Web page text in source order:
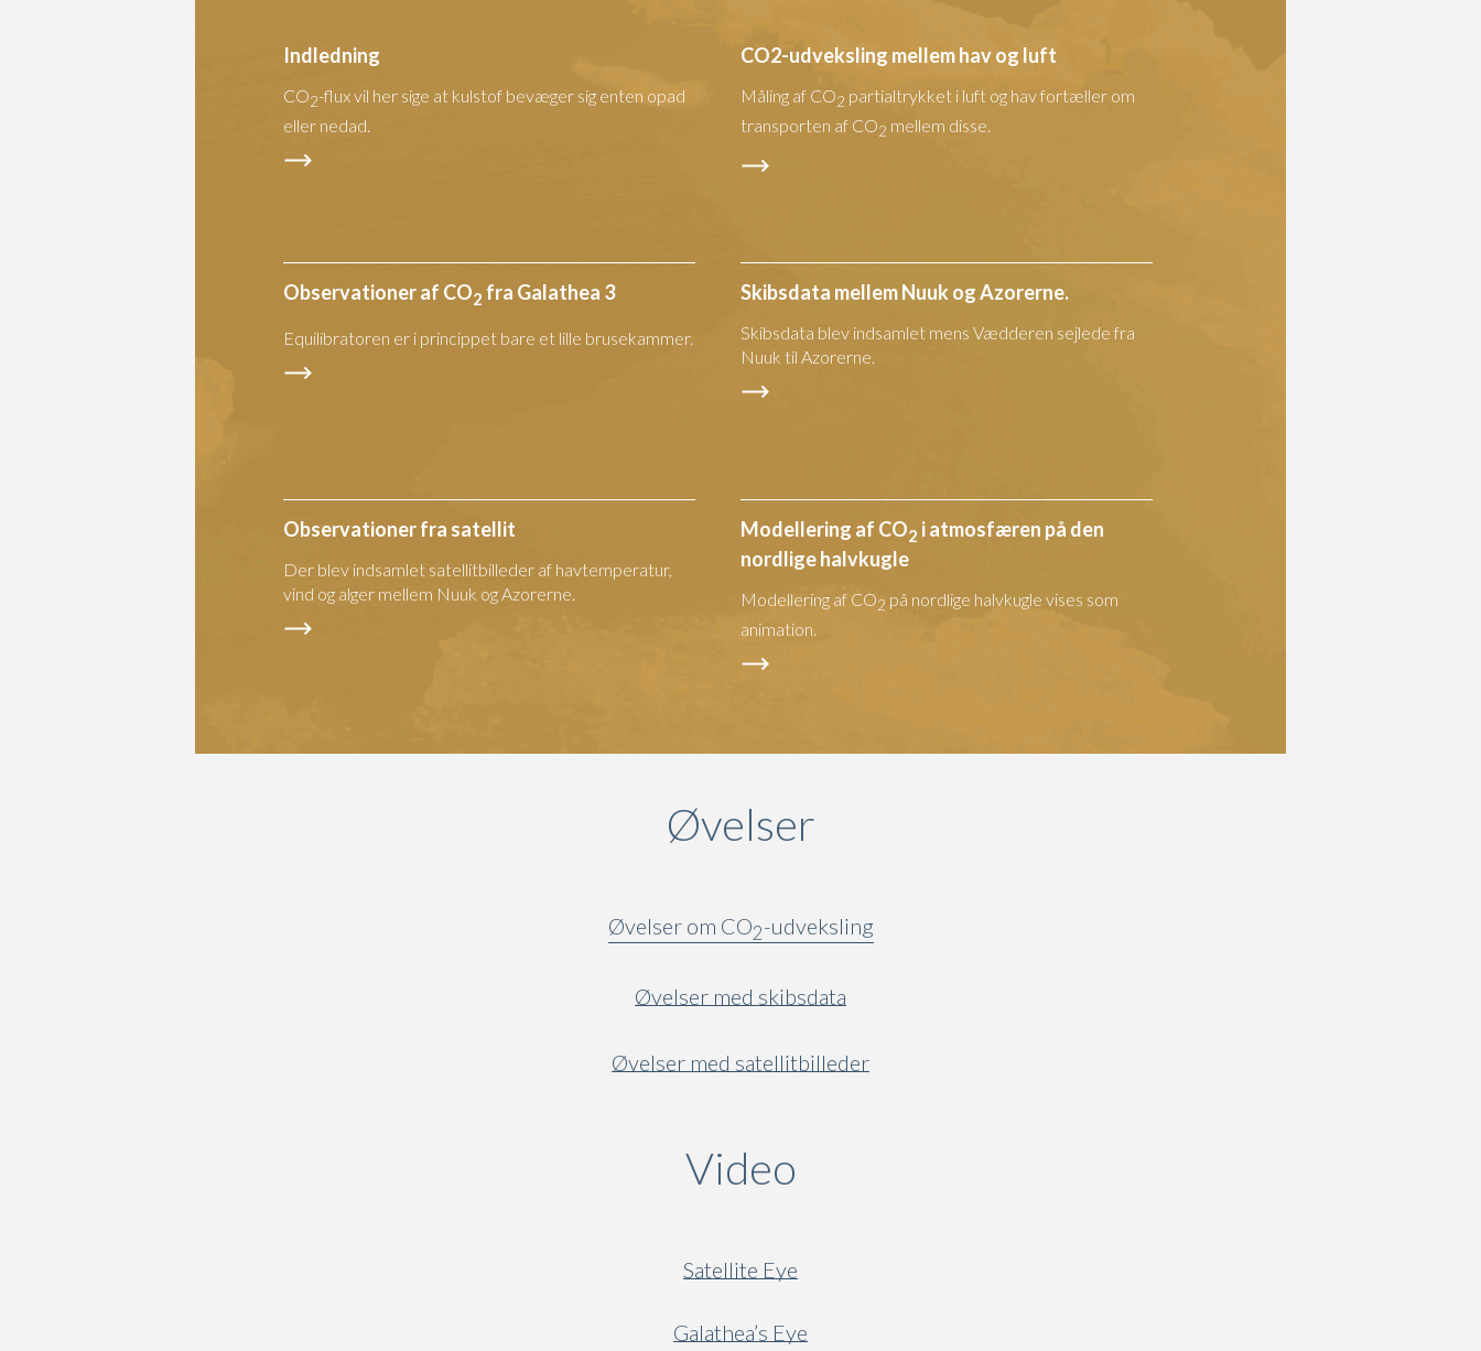
Indledning
CO2-flux vil her sige at kulstof bevæger sig enten opad
eller nedad.
CO2-udveksling mellem hav og luft
Måling af CO2 partialtrykket i luft og hav fortæller om
transporten af CO2 mellem disse.
Observationer af CO2 fra Galathea 3
Equilibratoren er i princippet bare et lille brusekammer.
Skibsdata mellem Nuuk og Azorerne.
Skibsdata blev indsamlet mens Vædderen sejlede fra
Nuuk til Azorerne.
Observationer fra satellit
Der blev indsamlet satellitbilleder af havtemperatur,
vind og alger mellem Nuuk og Azorerne.
Modellering af CO2 i atmosfæren på den
nordlige halvkugle
Modellering af CO2 på nordlige halvkugle vises som
animation.
Øvelser
Øvelser om CO2-udveksling
Øvelser med skibsdata
Øvelser med satellitbilleder
Video
Satellite Eye
Galathea’s Eye